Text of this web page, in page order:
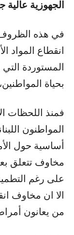
الجهوزية عالية
في هذه الظروف
انقطاع المواد
المستوردة التي
بحياة
فمنذ اللحظات
المواطنون
أساسية حول
مخاوف تتعلق
على رغم
الا ان مخاوف
من يعانون